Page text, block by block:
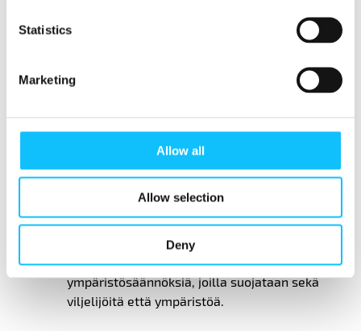
Statistics
Marketing
Allow all
Allow selection
Deny
ansiotasosta. Tilojen on myös asteittain
palkkoja. Tämä on merkittävä askel kohti
toimeentulon turvaamista tuhansille
Reilun kaupan lisän ja takuuhinnan lisäksi
parantamaan työoloja ja suojelemaan
työntekijöiden oikeuksia suurtiloilla, joilla
suurin osa vientibanaaneista kasvatetaan.
Tuotannossa on noudatettava tiukkoja
ympäristösäännöksiä, joilla suojataan sekä
viljelijöitä että ympäristöä.